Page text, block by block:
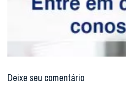
Deixe seu comentário